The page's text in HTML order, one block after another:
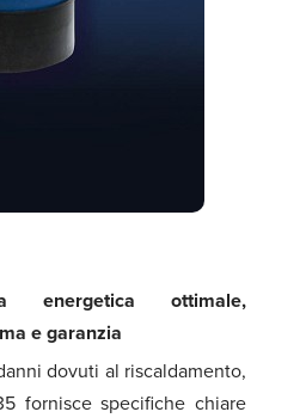
energetica ottimale,
e garanzia
dovuti al riscaldamento,
fornisce specifiche chiare